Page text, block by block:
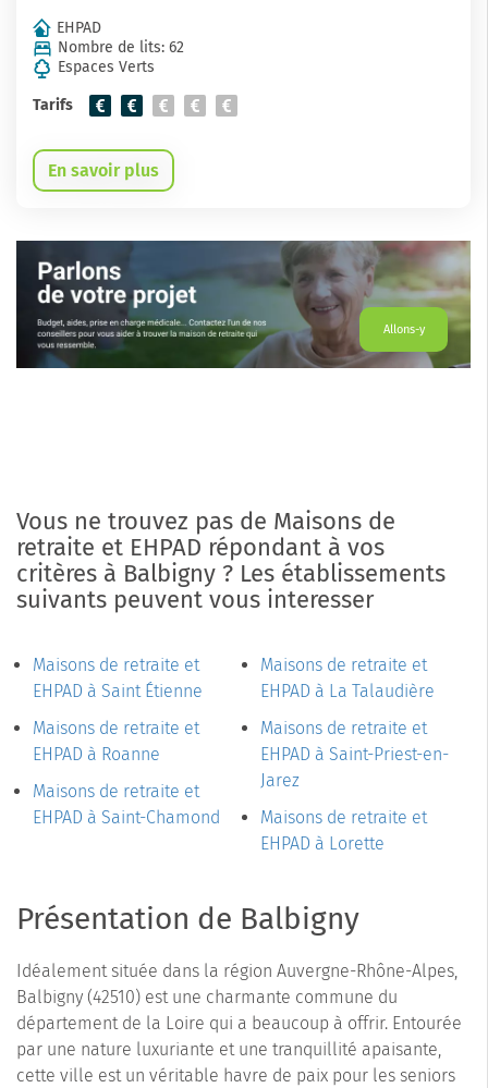
EHPAD
Nombre de lits: 62
Espaces Verts
Tarifs
En savoir plus
Allons-y
Vous ne trouvez pas de Maisons de
retraite et EHPAD répondant à vos
critères à Balbigny ? Les établissements
suivants peuvent vous interesser
Maisons de retraite et
EHPAD à Saint Étienne
Maisons de retraite et
EHPAD à Roanne
Maisons de retraite et
EHPAD à Saint-Chamond
Maisons de retraite et
EHPAD à La Talaudière
Maisons de retraite et
EHPAD à Saint-Priest-en-
Jarez
Maisons de retraite et
EHPAD à Lorette
Présentation de Balbigny
Idéalement située dans la région Auvergne-Rhône-Alpes,
Balbigny (42510) est une charmante commune du
département de la Loire qui a beaucoup à offrir. Entourée
par une nature luxuriante et une tranquillité apaisante,
cette ville est un véritable havre de paix pour les seniors